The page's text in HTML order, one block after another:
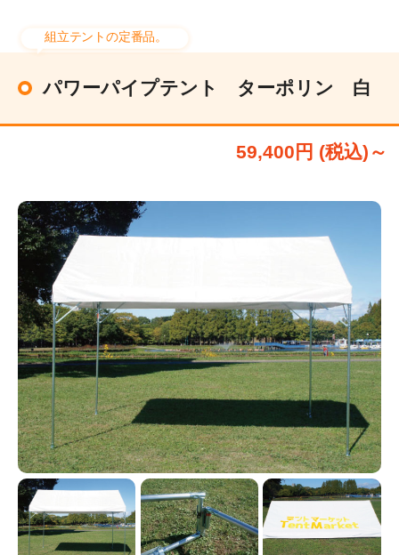
組立テントの定番品。
パワーパイプテント ターポリン 白
59,400円 (税込)～